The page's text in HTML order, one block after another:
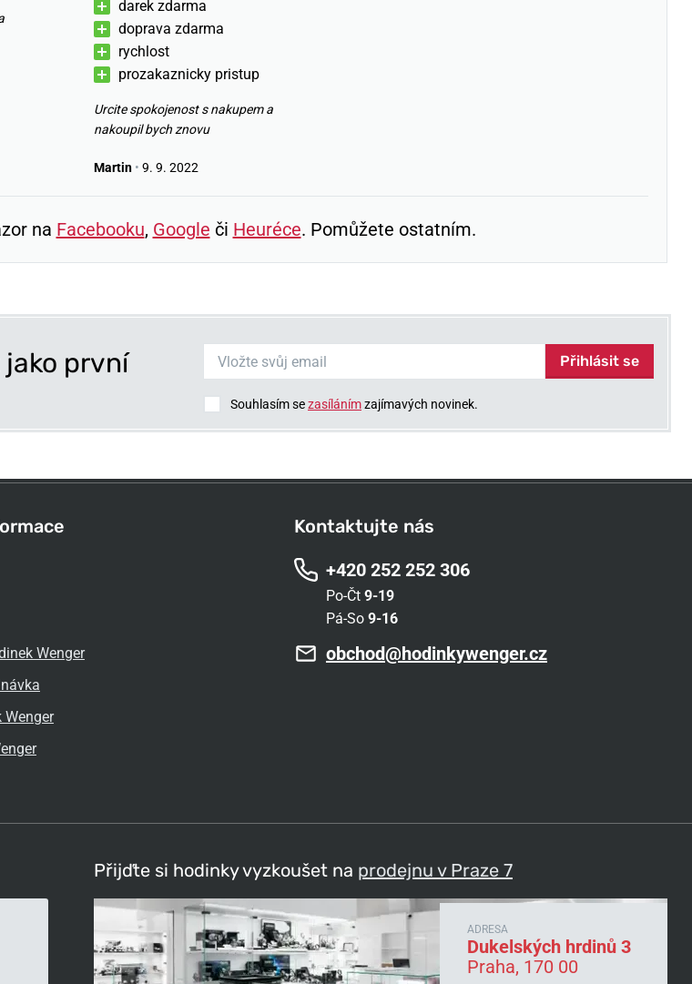
darek zdarma
doprava zdarma
rychlost
prozakaznicky pristup
Urcite spokojenost s nakupem a
nakoupil bych znovu
Martin • 9. 9. 2022
na Facebooku, Google či Heuréce. Pomůžete ostatním.
první Přihlásit se
Souhlasím sezasílánímzajímavých novinek.
Wenger
Wenger
Kontaktujte nás
+420 252 252 306
Po-Čt 9-19
Pá-So 9-16
obchod@hodinkywenger.cz
Přijďte si hodinky vyzkoušet na prodejnu v Praze 7
ADRESA
Dukelských hrdinů 3
Praha, 170 00